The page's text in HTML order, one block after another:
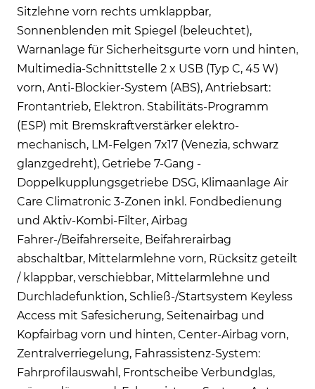
Sitzlehne vorn rechts umklappbar,
Sonnenblenden mit Spiegel (beleuchtet),
Warnanlage für Sicherheitsgurte vorn und hinten,
Multimedia-Schnittstelle 2 x USB (Typ C, 45 W)
vorn, Anti-Blockier-System (ABS), Antriebsart:
Frontantrieb, Elektron. Stabilitäts-Programm
(ESP) mit Bremskraftverstärker elektro-
mechanisch, LM-Felgen 7x17 (Venezia, schwarz
glanzgedreht), Getriebe 7-Gang -
Doppelkupplungsgetriebe DSG, Klimaanlage Air
Care Climatronic 3-Zonen inkl. Fondbedienung
und Aktiv-Kombi-Filter, Airbag
Fahrer-/Beifahrerseite, Beifahrerairbag
abschaltbar, Mittelarmlehne vorn, Rücksitz geteilt
/ klappbar, verschiebbar, Mittelarmlehne und
Durchladefunktion, Schließ-/Startsystem Keyless
Access mit Safesicherung, Seitenairbag und
Kopfairbag vorn und hinten, Center-Airbag vorn,
Zentralverriegelung, Fahrassistenz-System:
Fahrprofilauswahl, Frontscheibe Verbundglas,